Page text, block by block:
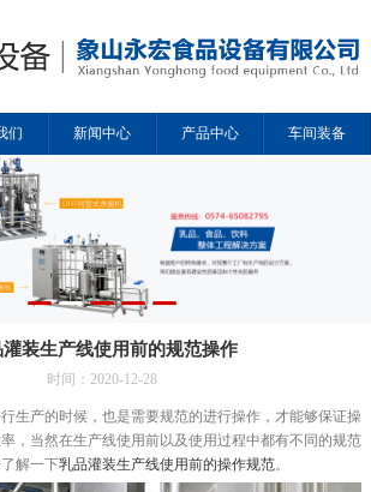
们 新闻中心 产品中心 车间装备
业
装生产线使用前的规范操作
时间：2020-12-28
产的时候，也是需要规范的进行操作，才能够保证操
，当然在生产线使用前以及使用过程中都有不同的规范
解一下乳品灌装生产线使用前的操作规范。